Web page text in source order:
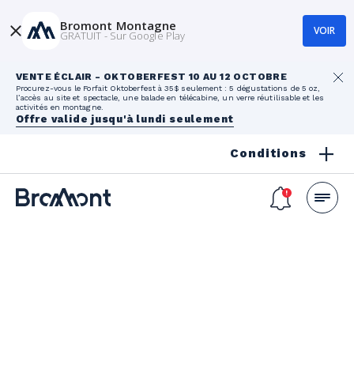
VENTE ÉCLAIR - OKTOBERFEST 10 AU 12 OCTOBRE
Procurez-vous le Forfait Oktoberfest à 35$ seulement : 5 dégustations de 5 oz,
l’accès au site et spectacle, une balade en télécabine, un verre réutilisable et les
activités en montagne.
Offre valide jusqu'à lundi seulement
Conditions
Bromont Montagne
GRATUIT - Sur Google Play VOIR